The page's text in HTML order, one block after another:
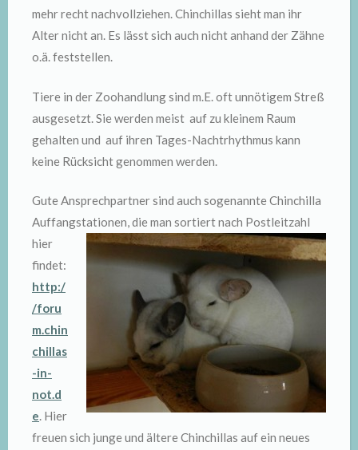
mehr recht nachvollziehen. Chinchillas sieht man ihr
Alter nicht an. Es lässt sich auch nicht anhand der Zähne
o.ä. feststellen.
Tiere in der Zoohandlung sind m.E. oft unnötigem Streß
ausgesetzt. Sie werden meist auf zu kleinem Raum
gehalten und auf ihren Tages-Nachtrhythmus kann
keine Rücksicht genommen werden.
Gute Ansprechpartner sind auch sogenannte Chinchilla
Auffangstationen, die man sortiertnach Postleitzahl
hier
findet:
http:/
/foru
m.chin
chillas
-in-
not.d
e. Hier
freuen sich junge und ältere Chinchillas auf ein neues